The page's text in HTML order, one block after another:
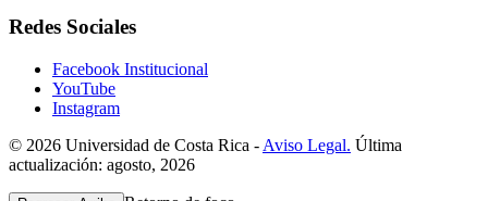
Redes Sociales
Facebook Institucional
YouTube
Instagram
© 2026 Universidad de Costa Rica - Aviso Legal. Última
actualización: agosto, 2026